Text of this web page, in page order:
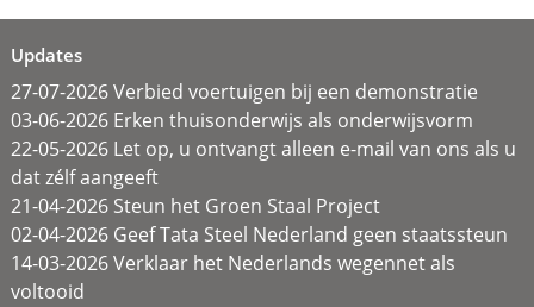
Updates
27-07-2026 Verbied voertuigen bij een demonstratie
03-06-2026 Erken thuisonderwijs als onderwijsvorm
22-05-2026 Let op, u ontvangt alleen e-mail van ons als u
dat zélf aangeeft
21-04-2026 Steun het Groen Staal Project
02-04-2026 Geef Tata Steel Nederland geen staatssteun
14-03-2026 Verklaar het Nederlands wegennet als
voltooid